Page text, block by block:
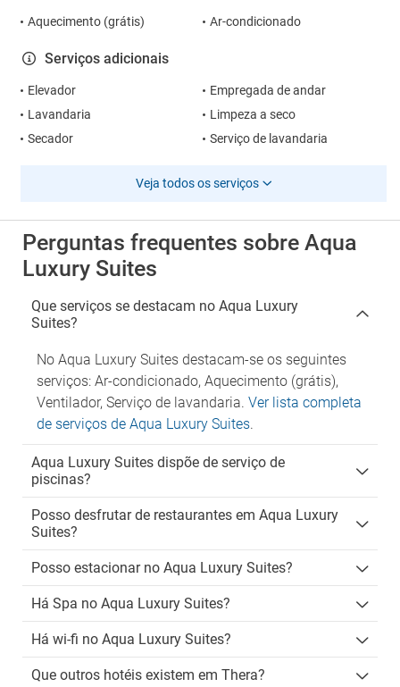
Aquecimento (grátis) Ar-condicionado
Serviços adicionais
Elevador
Empregada de andar
Lavandaria
Limpeza a seco
Secador
Serviço de lavandaria
Veja todos os serviços
Perguntas frequentes sobre Aqua
Luxury Suites
Que serviços se destacam no Aqua Luxury
Suites?
No Aqua Luxury Suites destacam-se os seguintes
serviços: Ar-condicionado, Aquecimento (grátis),
Ventilador, Serviço de lavandaria. Ver lista completa
de serviços de Aqua Luxury Suites.
Aqua Luxury Suites dispõe de serviço de
piscinas?
Posso desfrutar de restaurantes em Aqua Luxury
Suites?
Posso estacionar no Aqua Luxury Suites?
Há Spa no Aqua Luxury Suites?
Há wi-fi no Aqua Luxury Suites?
Que outros hotéis existem em Thera?